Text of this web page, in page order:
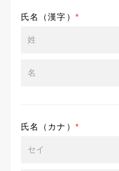
氏名（漢字） *
氏名（カナ） *